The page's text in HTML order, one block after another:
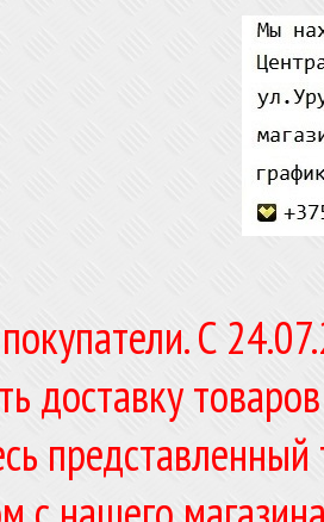
C
доставку